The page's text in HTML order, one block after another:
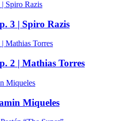
3 | Spiro Razis
2 | Mathias Torres
Miqueles